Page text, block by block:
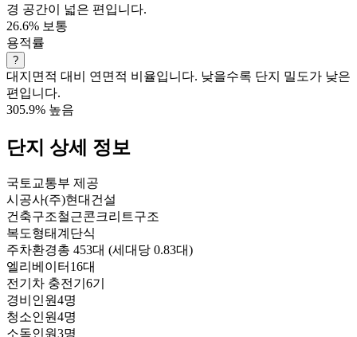
경 공간이 넓은 편입니다.
26.6% 보통
용적률
?
대지면적 대비 연면적 비율입니다. 낮을수록 단지 밀도가 낮은
편입니다.
305.9% 높음
단지 상세 정보
국토교통부 제공
시공사(주)현대건설
건축구조철근콘크리트구조
복도형태계단식
주차환경총 453대 (세대당 0.83대)
엘리베이터 16대
전기차 충전기 6기
경비인원4명
청소인원4명
소독인원3명